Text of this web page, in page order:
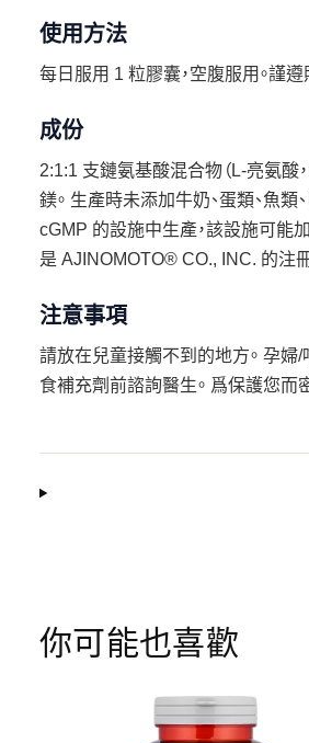
使用方法
每日服用 1 粒膠囊，空腹服用。謹
成份
2:1:1 支鏈氨基酸混合物（L-亮氨酸
鎂。 生產時未添加牛奶、蛋類、魚類
cGMP 的設施中生產，該設施可能
是 AJINOMOTO® CO., INC. 的注
注意事項
請放在兒童接觸不到的地方。 孕婦
食補充劑前諮詢醫生。 爲保護您而
你可能也喜歡